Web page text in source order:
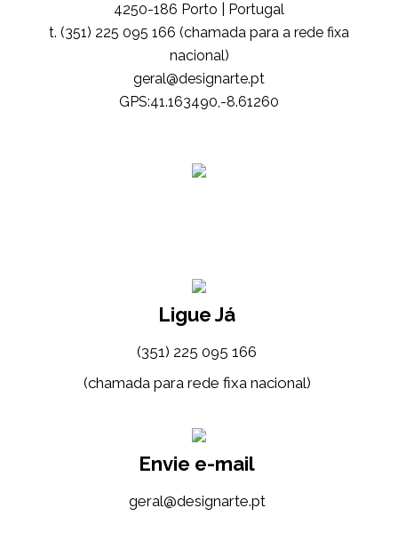
4250-186 Porto | Portugal
t. (351) 225 095 166 (chamada para a rede fixa
nacional)
tp.etrangised@lareg
GPS:41.163490,-8.61260
Ligue Já
(351) 225 095 166
(chamada para rede fixa nacional)
Envie e-mail
tp.etrangised@lareg